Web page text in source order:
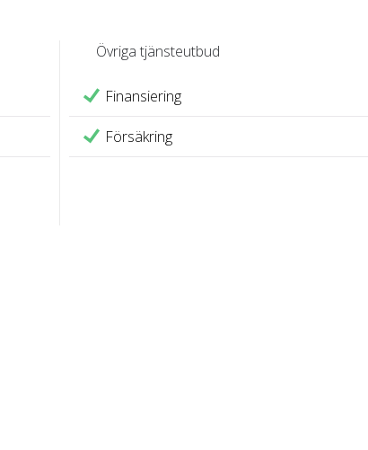
Övriga tjänsteutbud
Finansiering
Försäkring